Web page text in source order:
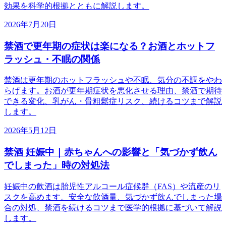
効果を科学的根拠とともに解説します。
2026年7月20日
禁酒で更年期の症状は楽になる？お酒とホットフ
ラッシュ・不眠の関係
禁酒は更年期のホットフラッシュや不眠、気分の不調をやわ
らげます。お酒が更年期症状を悪化させる理由、禁酒で期待
できる変化、乳がん・骨粗鬆症リスク、続けるコツまで解説
します。
2026年5月12日
禁酒 妊娠中｜赤ちゃんへの影響と「気づかず飲ん
でしまった」時の対処法
妊娠中の飲酒は胎児性アルコール症候群（FAS）や流産のリ
スクを高めます。安全な飲酒量、気づかず飲んでしまった場
合の対処、禁酒を続けるコツまで医学的根拠に基づいて解説
します。